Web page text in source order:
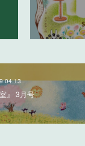
04:13
』 3月号